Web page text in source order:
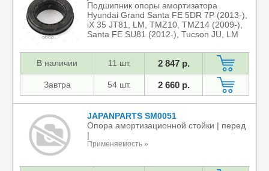
Подшипник опоры амортизатора
Hyundai Grand Santa FE 5DR 7P (2013-),
iX 35 JT81, LM, TMZ10, TMZ14 (2009-),
Santa FE SU81 (2012-), Tucson JU, LM
Sorento KU81, XM (2012-), Sportage SL
(2010-2015)
Применяемость »
В наличии 11 шт. 2 847 р.
Завтра 54 шт. 2 660 р.
JAPANPARTS SM0051
Опора амортизационной стойки | перед
|
Применяемость »